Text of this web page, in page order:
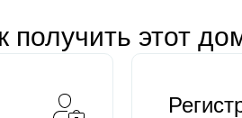
получить этот